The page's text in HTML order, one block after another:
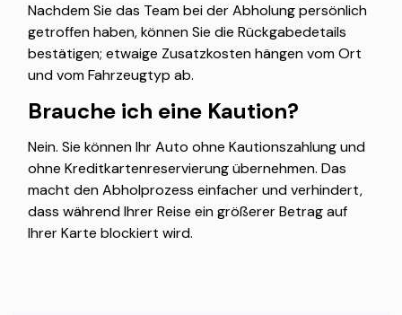
Nachdem Sie das Team bei der Abholung persönlich
getroffen haben, können Sie die Rückgabedetails
bestätigen; etwaige Zusatzkosten hängen vom Ort
und vom Fahrzeugtyp ab.
Brauche ich eine Kaution?
Nein. Sie können Ihr Auto ohne Kautionszahlung und
ohne Kreditkartenreservierung übernehmen. Das
macht den Abholprozess einfacher und verhindert,
dass während Ihrer Reise ein größerer Betrag auf
Ihrer Karte blockiert wird.